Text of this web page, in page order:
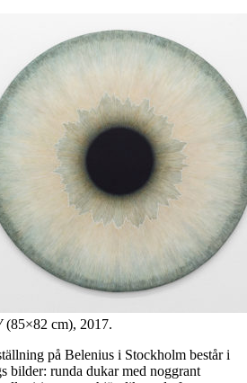
(85×82 cm), 2017.
på Belenius i Stockholm består i
bilder: runda dukar med noggrant